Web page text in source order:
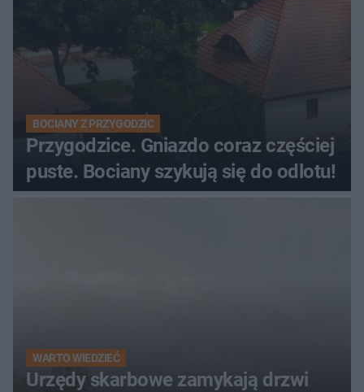
BOCIANY Z PRZYGODZIC
Przygodzice. Gniazdo coraz częściej
puste. Bociany szykują się do odlotu!
WARTO WIEDZIEĆ
Urzędy skarbowe zamykają drzwi